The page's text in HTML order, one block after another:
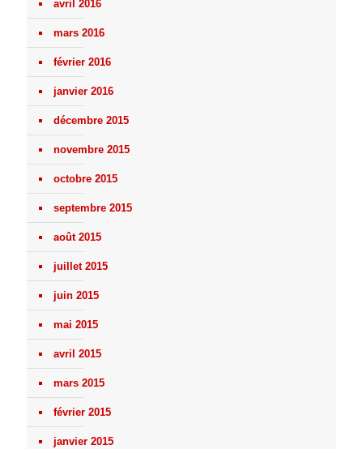
avril 2016
mars 2016
février 2016
janvier 2016
décembre 2015
novembre 2015
octobre 2015
septembre 2015
août 2015
juillet 2015
juin 2015
mai 2015
avril 2015
mars 2015
février 2015
janvier 2015